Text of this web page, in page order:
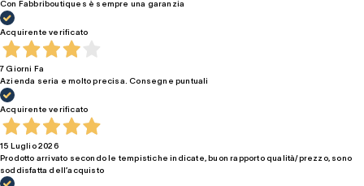
Con Fabbriboutiques è sempre una garanzia
Acquirente verificato
7 Giorni Fa
Azienda seria e molto precisa. Consegne puntuali
Acquirente verificato
15 Luglio 2026
Prodotto arrivato secondo le tempistiche indicate, buon rapporto qualità/prezzo, sono
soddisfatta dell’acquisto